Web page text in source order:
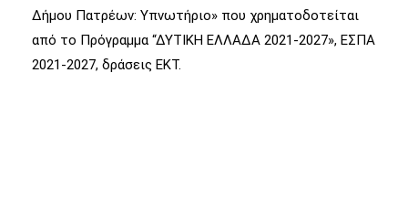
Δήμου Πατρέων: Υπνωτήριο» που χρηματοδοτείται
από το Πρόγραμμα “ΔΥΤΙΚΗ ΕΛΛΑΔΑ 2021-2027», ΕΣΠΑ
2021-2027, δράσεις ΕΚΤ.